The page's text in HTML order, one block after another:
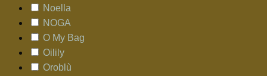
Noella
NOGA
O My Bag
Oilily
Oroblù